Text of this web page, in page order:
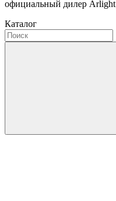
официальный дилер Arlight
Каталог